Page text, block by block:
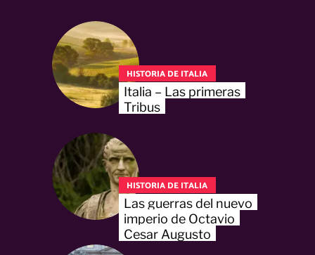
HISTORIA DE ITALIA
Italia – Las primeras
Tribus
HISTORIA DE ITALIA
Las guerras del nuevo
imperio de Octavio
Cesar Augusto